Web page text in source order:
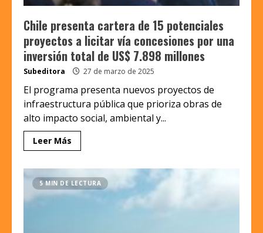
Chile presenta cartera de 15 potenciales
proyectos a licitar vía concesiones por una
inversión total de US$ 7.898 millones
Subeditora 27 de marzo de 2025
El programa presenta nuevos proyectos de
infraestructura pública que prioriza obras de
alto impacto social, ambiental y...
Leer Más
5 MIN DE LECTURA